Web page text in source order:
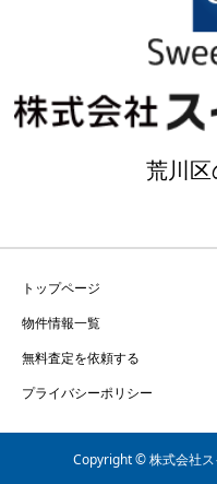
荒川
トップページ
物件情報一覧
無料査定を依頼する
プライバシーポリシー
Copyright © 株式会社
無料査定